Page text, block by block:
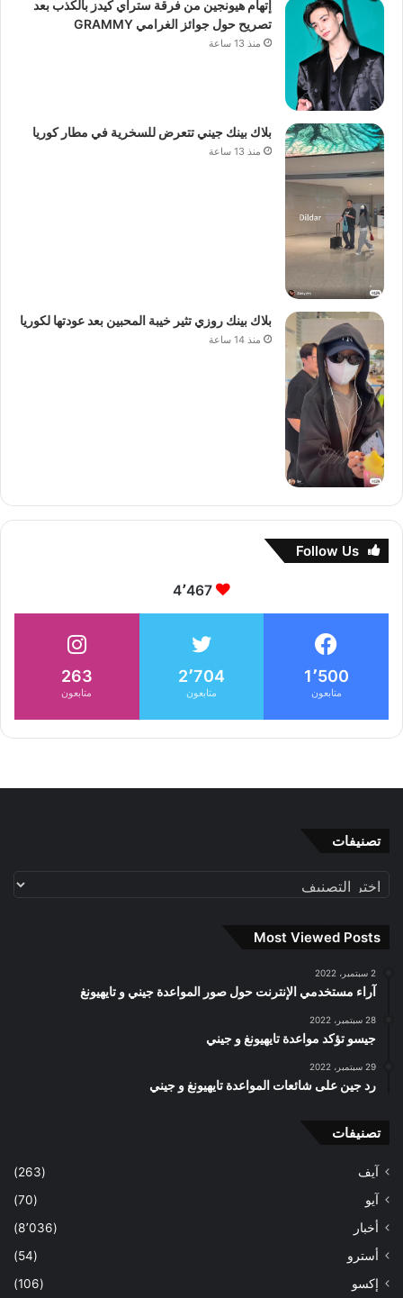
إتهام هيونجين من فرقة ستراي كيدز بالكذب بعد
تصريح حول جوائز الغرامي GRAMMY
منذ 13 ساعة
بلاك بينك جيني تتعرض للسخرية في مطار كوريا
منذ 13 ساعة
بلاك بينك روزي تثير خيبة المحبين بعد عودتها لكوريا
منذ 14 ساعة
Follow Us
4٬467
1٬500
متابعون
2٬704
متابعون
263
متابعون
تصنيفات
تصنيفات
Most Viewed Posts
2 سبتمبر، 2022
آراء مستخدمي الإنترنت حول صور المواعدة جيني و تايهيونغ
28 سبتمبر، 2022
جيسو تؤكد مواعدة تايهيونغ و جيني
29 سبتمبر، 2022
رد جين على شائعات المواعدة تايهيونغ و جيني
تصنيفات
آيف
(263)
آيو
(70)
أخبار
(8٬036)
أسترو
(54)
إكسو
(106)